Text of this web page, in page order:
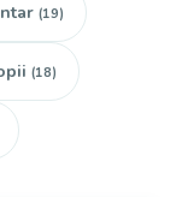
(19)
(18)